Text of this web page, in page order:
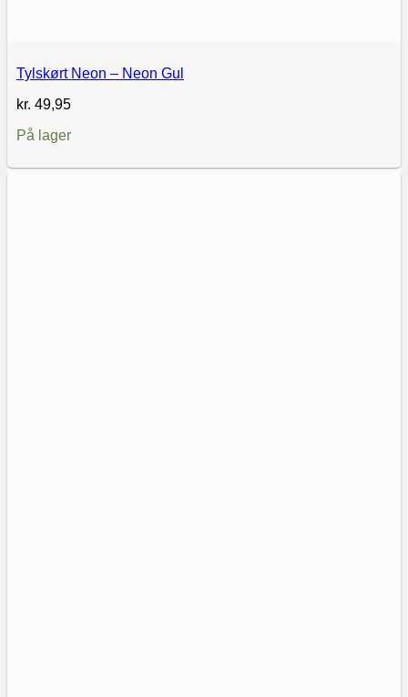
Tylskørt Neon – Neon Gul
kr. 49,95
På lager